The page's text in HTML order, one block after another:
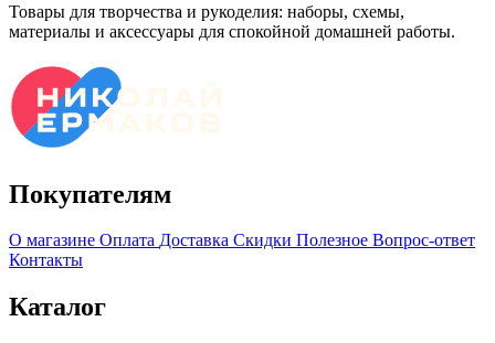
Товары для творчества и рукоделия: наборы, схемы,
материалы и аксессуары для спокойной домашней работы.
Покупателям
О магазине Оплата Доставка Скидки Полезное Вопрос-ответ
Контакты
Каталог